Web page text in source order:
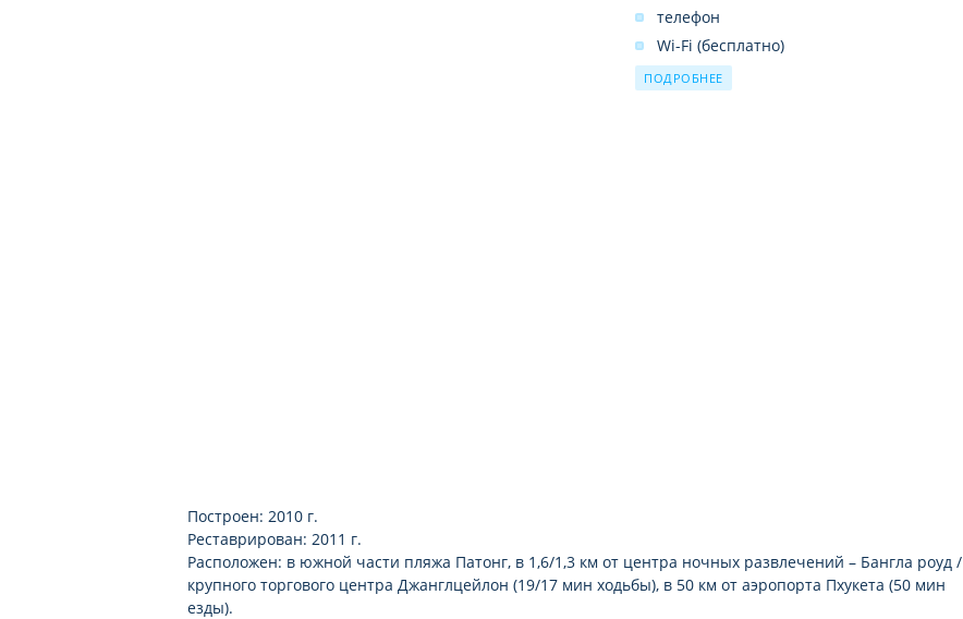
телефон
Wi-Fi (бесплатно)
сейф
ПОДРОБНЕЕ
Построен: 2010 г.
Реставрирован: 2011 г.
Расположен: в южной части пляжа Патонг, в 1,6/1,3 км от центра ночных развлечений – Бангла роуд /
крупного торгового центра Джанглцейлон (19/17 мин ходьбы), в 50 км от аэропорта Пхукета (50 мин
езды).